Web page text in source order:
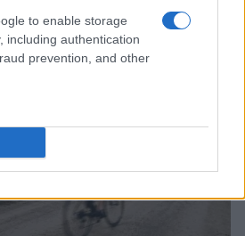
to enable storage
including authentication
prevention, and other